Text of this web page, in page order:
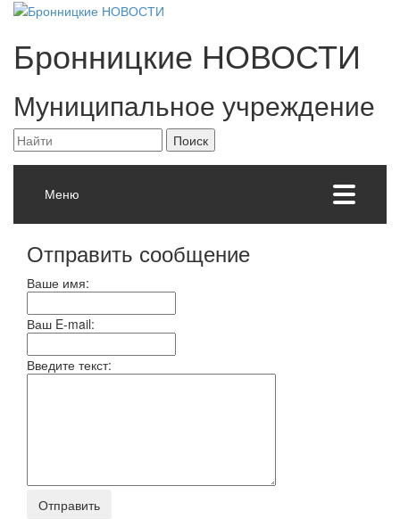
Бронницкие НОВОСТИ
Муниципальное учреждение
Меню
Отправить сообщение
Ваше имя:
Ваш E-mail:
Введите текст: